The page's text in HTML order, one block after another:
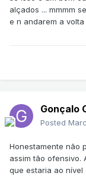
alçados ... mmmm
e n andarem a
Gonçalo
Posted
Honestamente não
assim tão ofensivo.
que estaria ao nível